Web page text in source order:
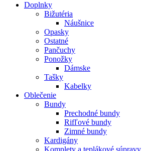
Doplnky
Bižutéria
Náušnice
Opasky
Ostatné
Pančuchy
Ponožky
Dámske
Tašky
Kabelky
Oblečenie
Bundy
Prechodné bundy
Rifľové bundy
Zimné bundy
Kardigány
Komplety a teplákové súpravy